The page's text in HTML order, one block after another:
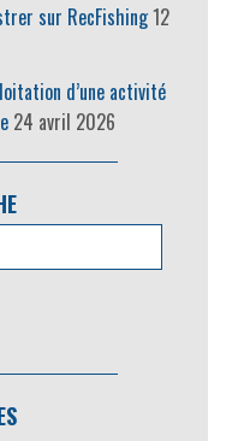
sur RecFishing12
d’une activité
24 avril 2026